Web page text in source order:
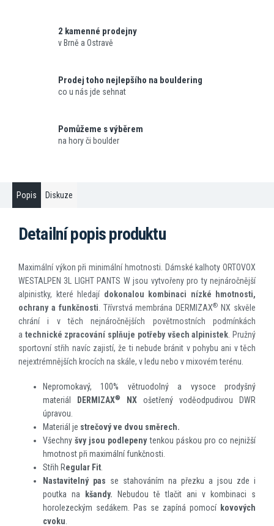
2 kamenné prodejny
v Brně a Ostravě
Prodej toho nejlepšího na bouldering
co u nás jde sehnat
Pomůžeme s výběrem
na hory či boulder
Popis Diskuze
Detailní popis produktu
Maximální výkon při minimální hmotnosti. Dámské kalhoty ORTOVOX
WESTALPEN 3L LIGHT PANTS W jsou vytvořeny pro ty nejnáročnější
alpinistky, které hledají dokonalou kombinaci nízké hmotnosti,
ochrany a funkčnosti. Třívrstvá membrána DERMIZAX® NX skvěle
chrání i v těch nejnáročnějších povětrnostních podmínkách
a technické zpracování splňuje potřeby všech alpinistek. Pružný
sportovní střih navíc zajistí, že ti nebude bránit v pohybu ani v těch
nejextrémnějších krocích na skále, v ledu nebo v mixovém terénu.
Nepromokavý, 100% větruodolný a vysoce prodyšný
materiál
DERMIZAX® NX ošetřený voděodpudivou DWR
úpravou.
Materiál je strečový ve dvou směrech.
Všechnyšvy jsou podlepenytenkou páskou pro co nejnižší
hmotnost při maximální funkčnosti.
Střih Regular Fit.
Nastavitelný pas se stahováním na přezku a jsou zde i
poutka na
kšandy. Nebudou tě ​​tlačit ani v kombinaci s
horolezeckým sedákem. Pas se zapíná pomocíkovových
cvoku.